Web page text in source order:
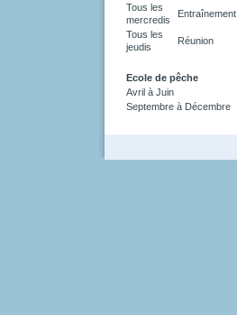
Tous les
mercredis
Entraînement
Tous les
jeudis
Réunion
Ecole de pêche
Avril à Juin
Septembre à Décembre